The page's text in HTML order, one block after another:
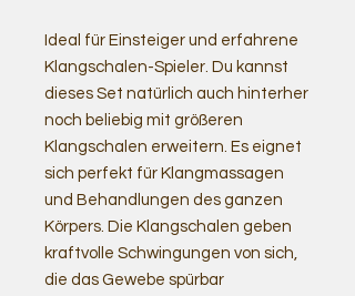
Ideal für Einsteiger und erfahrene
Klangschalen-Spieler. Du kannst
dieses Set natürlich auch hinterher
noch beliebig mit größeren
Klangschalen erweitern. Es eignet
sich perfekt für Klangmassagen
und Behandlungen des ganzen
Körpers. Die Klangschalen geben
kraftvolle Schwingungen von sich,
die das Gewebe spürbar